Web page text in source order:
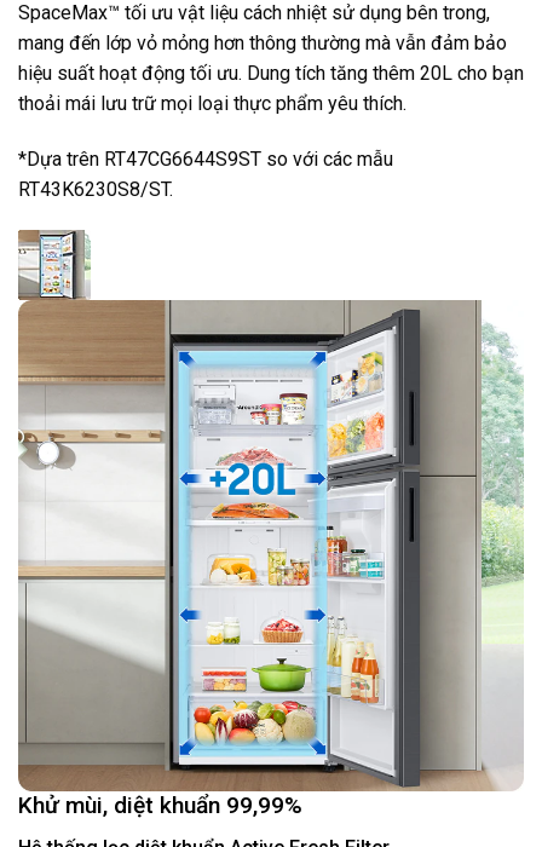
SpaceMax™ tối ưu vật liệu cách nhiệt sử dụng bên trong,
mang đến lớp vỏ mỏng hơn thông thường mà vẫn đảm bảo
hiệu suất hoạt động tối ưu. Dung tích tăng thêm 20L cho bạn
thoải mái lưu trữ mọi loại thực phẩm yêu thích.
*Dựa trên RT47CG6644S9ST so với các mẫu
RT43K6230S8/ST.
Khử mùi, diệt khuẩn 99,99%